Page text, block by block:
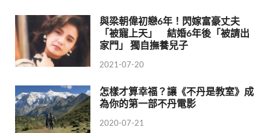
與梁朝偉初戀6年！閃嫁富豪丈夫
「被寵上天」 結婚6年後「被請出
家門」 獨自撫養兒子
2021-07-20
怎樣才算幸福？讓《不丹是教室》成
為你的第一部不丹電影
2020-07-21